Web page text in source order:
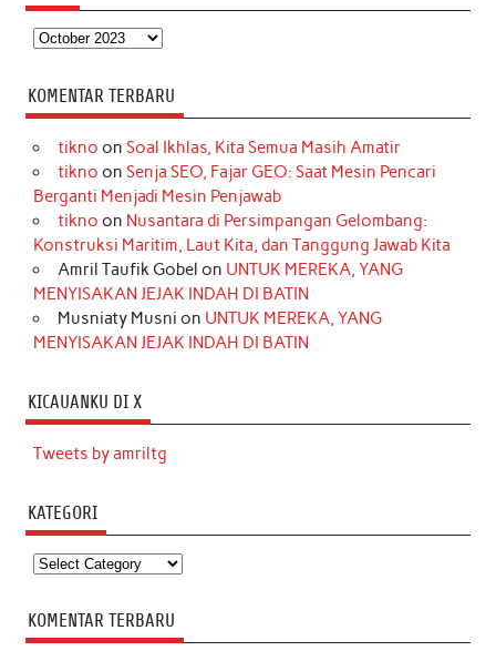
Arsip
KOMENTAR TERBARU
tikno on Soal Ikhlas, Kita Semua Masih Amatir
tikno on Senja SEO, Fajar GEO: Saat Mesin Pencari
Berganti Menjadi Mesin Penjawab
tikno on Nusantara di Persimpangan Gelombang:
Konstruksi Maritim, Laut Kita, dan Tanggung Jawab Kita
Amril Taufik Gobel on UNTUK MEREKA, YANG
MENYISAKAN JEJAK INDAH DI BATIN
Musniaty Musni on UNTUK MEREKA, YANG
MENYISAKAN JEJAK INDAH DI BATIN
KICAUANKU DI X
Tweets by amriltg
KATEGORI
Kategori
KOMENTAR TERBARU